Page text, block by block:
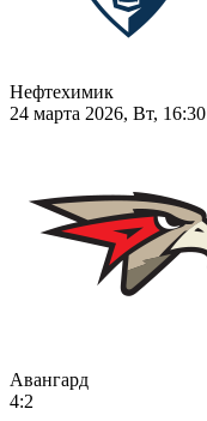
Нефтехимик
24 марта 2026, Вт, 16:30
Авангард
4:2